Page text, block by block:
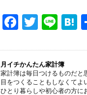
oF
c
e
b
T
tt
er
Li
e
e
n
a
月イチかんたん家計簿
家計簿は毎日つけるものだと
目をつくることもしなくてよ
ひとり暮らしや初心者の方に